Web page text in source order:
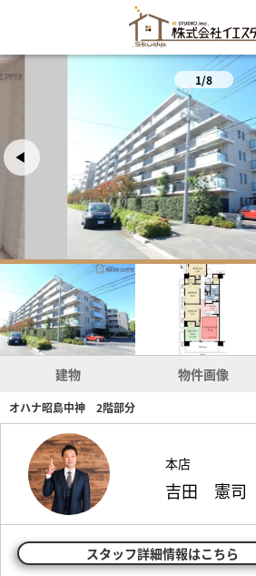
1/8
建物 物件画像
オハナ昭島中神 2階部分
本店
吉田 憲司
スタッフ詳細情報はこちら